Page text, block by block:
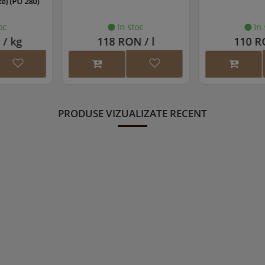
/ l
In stoc
110 RON / l 271
PRODUSE VIZUALIZATE RECENT